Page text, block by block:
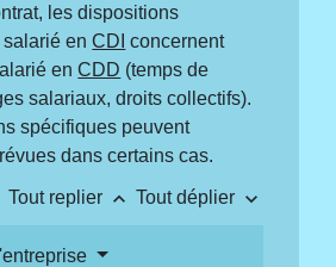
les dispositions
salarié enCDI concernent
enCDD (temps de
salariaux, droits collectifs).
spécifiques peuvent
dans certains cas.
Tout replier keyboard_arrow_up Tout déplier keyboard_arrow_down